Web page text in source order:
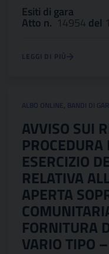
Esiti di gara
Atto n. 14954 del
LEGGI DI PIÙ
ALBO ONLINE, BANDI DI
AVVISO SUI
ESERCIZIO
RELATIVA
APERTA
FORNITURA
VARIO TIPO